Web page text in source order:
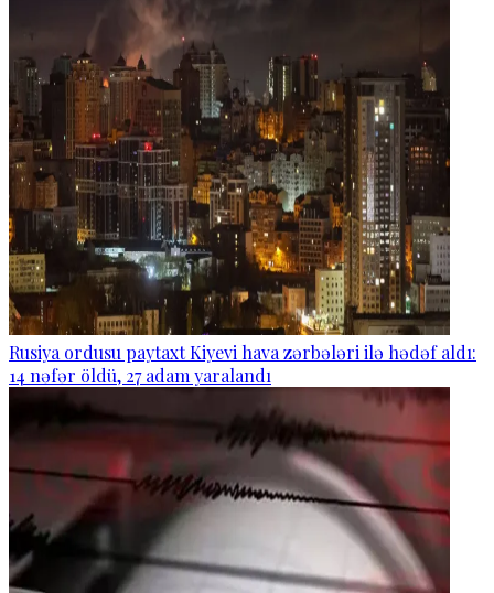
Rusiya ordusu paytaxt Kiyevi hava zərbələri ilə hədəf aldı:
14 nəfər öldü, 27 adam yaralandı